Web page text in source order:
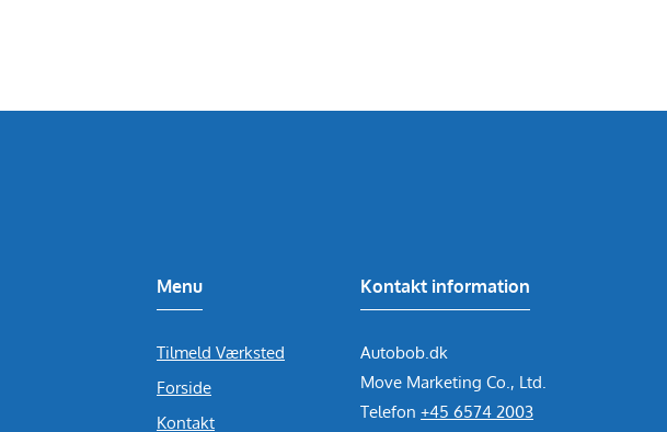
Menu
Tilmeld Værksted
Forside
Kontakt
Kontakt information
Autobob.dk
Move Marketing Co., Ltd.
Telefon +45 6574 2003